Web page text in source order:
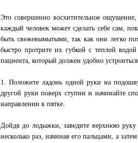
Это совершенно восхитительное
каждый человек может сделать себе сам,
быть свежевымытыми, так как они легко
быстро протрите их губкой с теплой
пациента, который должен удобно
1. Положите ладонь одной руки на
другой руки поверх ступни и начинайте
направлении к пятке.
Дойдя до лодыжки, заведите верхнюю
несколько раз, начиная его пальцами, а